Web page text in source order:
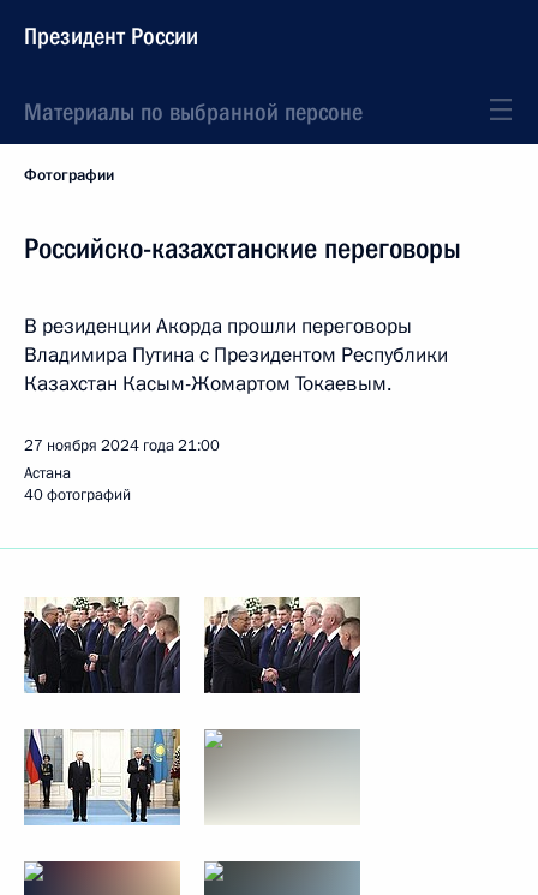
Президент России
Материалы по выбранной персоне
Фотографии
Российско-казахстанские переговоры
В резиденции Акорда прошли переговоры
Владимира Путина с Президентом Республики
Казахстан Касым-Жомартом Токаевым.
27 ноября 2024 года21:00
Астана
40 фотографий